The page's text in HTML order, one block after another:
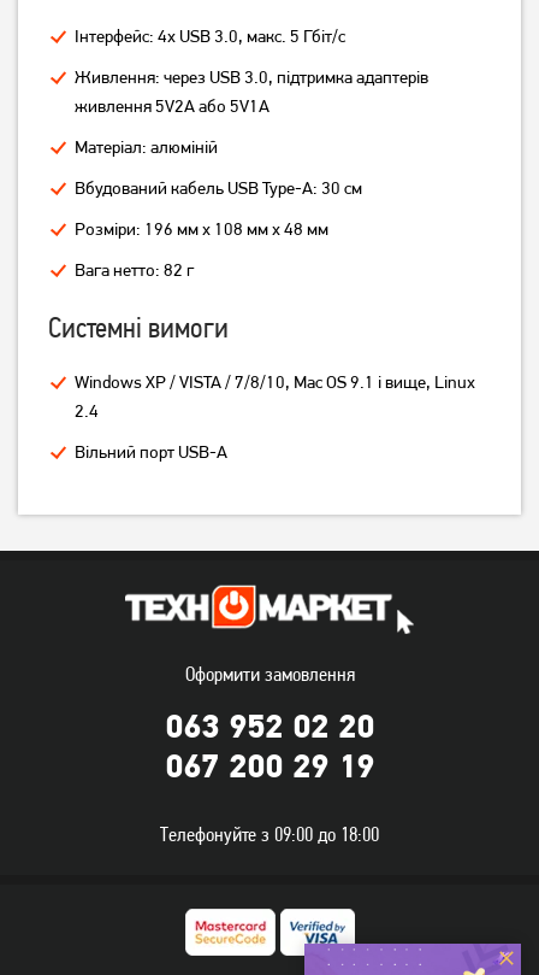
UHB-U2P4-04
199грн
USB-хаб Gembird 4 Port
вимикачами (UHB-
379грн
Інтерфейс: 4x USB 3.0, макс. 5 Гбіт/с
Живлення: через USB 3.0, підтримка адаптерів
живлення 5V2A або 5V1A
Матеріал: алюміній
Вбудований кабель USB Type-A: 30 см
Розміри: 196 мм x 108 мм x 48 мм
Вага нетто: 82 г
Системні вимоги
Windows XP / VISTA / 7/8/10, Mac OS 9.1 і вище, Linux
2.4
Вільний порт USB-A
Оформити замовлення
063 952 02 20
067 200 29 19
Телефонуйте з 09:00 до 18:00